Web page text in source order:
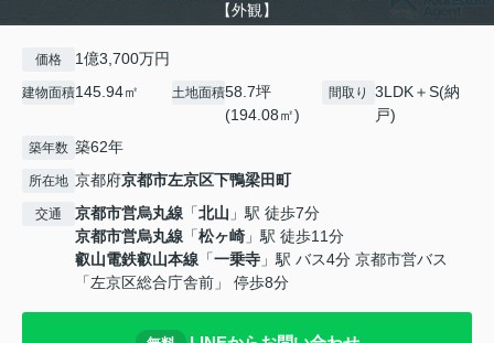
【外観】
価格 1億3,700万円
建物面積145.94㎡ 土地面積58.7坪
(194.08㎡)
間取り
3LDK＋S(納
戸)
築年数 築62年
所在地 京都府京都市左京区下鴨梁田町
交通 京都市営烏丸線 「北山 」駅 徒歩7分
京都市営烏丸線 「松ヶ崎 」駅 徒歩11分
叡山電鉄叡山本線 「一乗寺 」駅 バス4分 京都市営バス
「左京区総合庁舎前」 停歩8分